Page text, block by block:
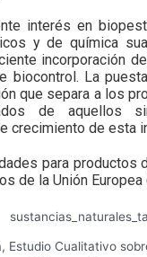
interés en
y de química
incorporación
biocontrol. La
que separa a los
de aquellos
crecimiento de esta
para productos
de la Unión
Estudio Cualitativo